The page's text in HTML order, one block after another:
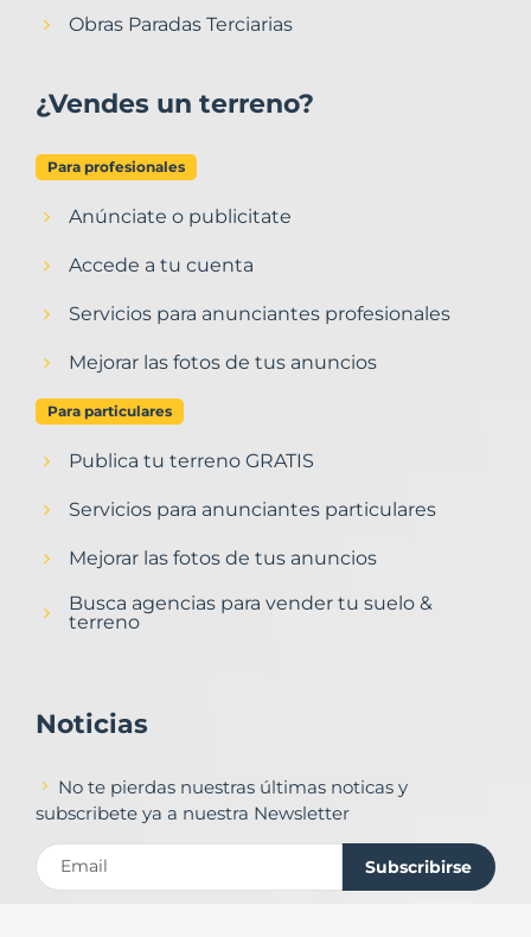
Obras Paradas Terciarias
¿Vendes un terreno?
Para profesionales
Anúnciate o publicitate
Accede a tu cuenta
Servicios para anunciantes profesionales
Mejorar las fotos de tus anuncios
Para particulares
Publica tu terreno GRATIS
Servicios para anunciantes particulares
Mejorar las fotos de tus anuncios
Busca agencias para vender tu suelo &
terreno
Noticias
No te pierdas nuestras últimas noticas y
subscribete ya a nuestra Newsletter
Subscribirse